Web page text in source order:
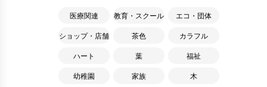
医療関連 教育・スクール エコ・団体
ショップ・店舗 茶色 カラフル
ハート 葉 福祉
幼稚園 家族 木